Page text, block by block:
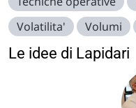
Volatilita'
Volumi
Le idee di Lapidari